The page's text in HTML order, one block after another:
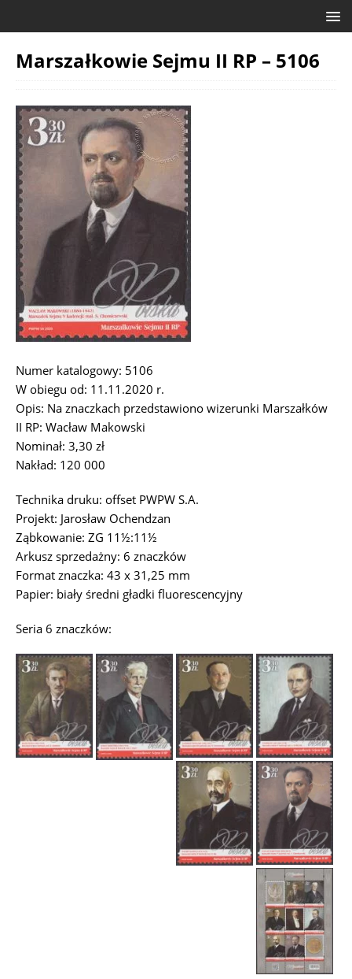
Marszałkowie Sejmu II RP – 5106
Numer katalogowy: 5106
W obiegu od: 11.11.2020 r.
Opis: Na znaczkach przedstawiono wizerunki Marszałków
II RP: Wacław Makowski
Nominał: 3,30 zł
Nakład: 120 000
Technika druku: offset PWPW S.A.
Projekt: Jarosław Ochendzan
Ząbkowanie: ZG 11½:11½
Arkusz sprzedażny: 6 znaczków
Format znaczka: 43 x 31,25 mm
Papier: biały średni gładki fluorescencyjny
Seria 6 znaczków: